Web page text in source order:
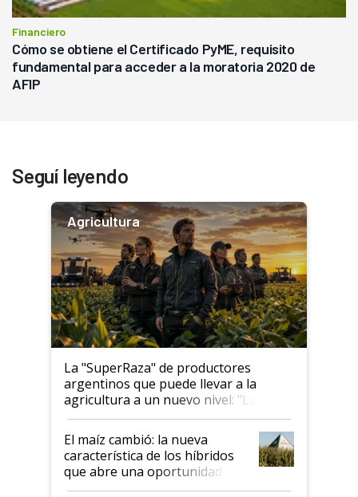
Financiero
Cómo se obtiene el Certificado PyME, requisito
fundamental para acceder a la moratoria 2020 de
AFIP
Seguí leyendo
Agricultura
La "SuperRaza" de productores
argentinos que puede llevar a la
agricultura a un nuevo nivel: "Las
posibilidades de crecimiento son
infinitas"
El maíz cambió: la nueva
característica de los híbridos
que abre una oportunidad en
el lote